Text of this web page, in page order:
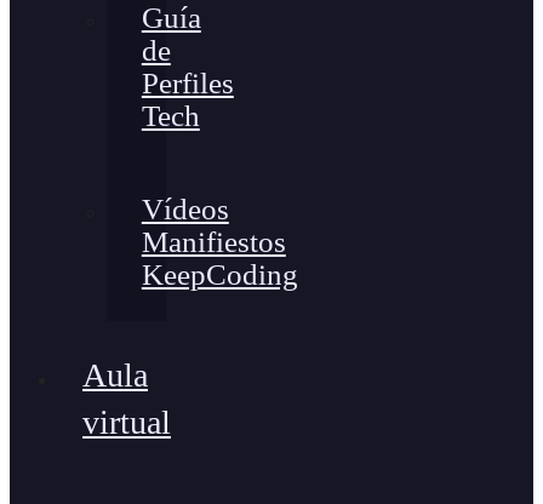
Guía
de
Perfiles
Tech
Vídeos
Manifiestos
KeepCoding
Aula
virtual